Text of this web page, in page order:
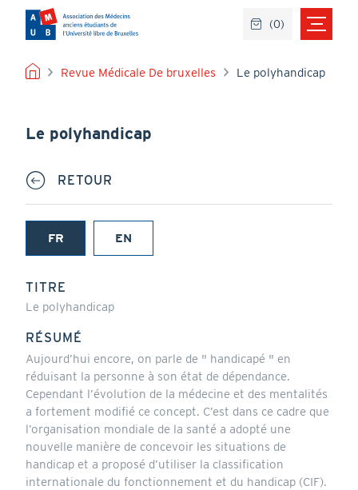
contenu
principal
FIL
Revue Médicale De bruxelles Le polyhandicap
Le polyhandicap
RETOUR
FR
(onglet
EN
TITRE
Le polyhandicap
RÉSUMÉ
Aujourd’hui encore, on parle de " handicapé " en
réduisant la personne à son état de dépendance.
Cependant l’évolution de la médecine et des mentalités
a fortement modifié ce concept. C’est dans ce cadre que
l’organisation mondiale de la santé a adopté une
nouvelle manière de concevoir les situations de
handicap et a proposé d’utiliser la classification
internationale du fonctionnement et du handicap (CIF).
(0)